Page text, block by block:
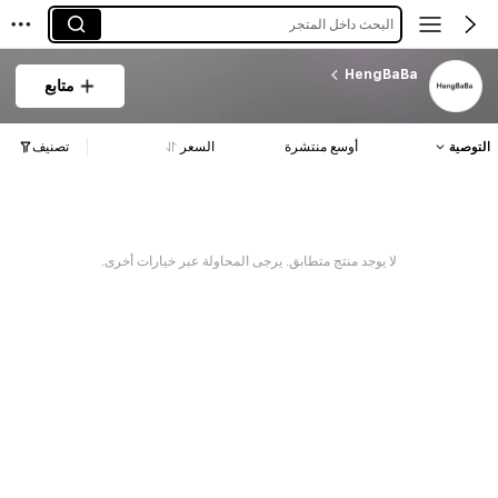
البحث داخل المتجر
HengBaBa
متابع
التوصية أوسع منتشرة السعر تصنيف
لا يوجد منتج متطابق. يرجى المحاولة عبر خيارات أخرى.